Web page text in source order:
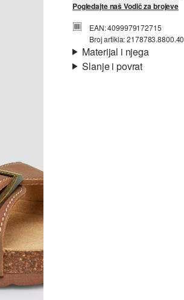
Pogledajte naš Vodič za brojeve
EAN: 4099979172715
Broj artikla: 2178783.8800.40
Materijal i njega
Slanje i povrat